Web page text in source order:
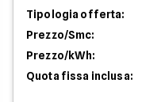
Tipologia offerta:
Prezzo/Smc:
Prezzo/kWh:
Quota fissa inclusa: